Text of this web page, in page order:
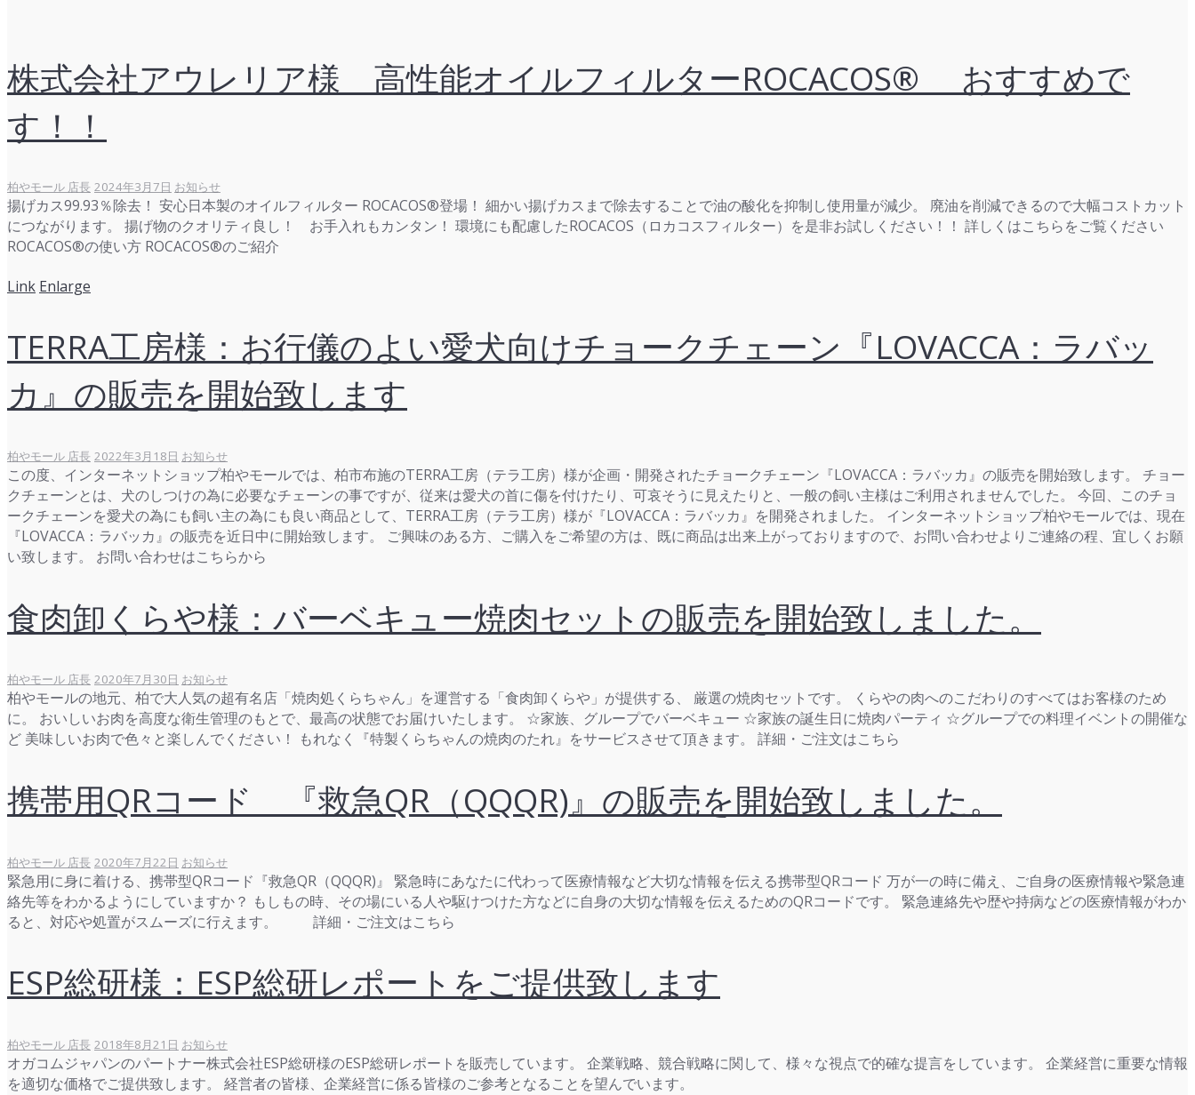
株式会社アウレリア様 高性能オイルフィルターROCACOS® おすすめで
す！！
柏やモール 店長 2024年3月7日 お知らせ
揚げカス99.93％除去！ 安心日本製のオイルフィルター ROCACOS®登場！ 細かい揚げカスまで除去することで油の酸化を抑制し使用量が減少。 廃油を削減できるので大幅コストカット
につながります。 揚げ物のクオリティ良し！ お手入れもカンタン！ 環境にも配慮したROCACOS（ロカコスフィルター）を是非お試しください！！ 詳しくはこちらをご覧ください
ROCACOS®の使い方 ROCACOS®のご紹介
Link Enlarge
TERRA工房様：お行儀のよい愛犬向けチョークチェーン『LOVACCA：ラバッ
カ』の販売を開始致します
柏やモール 店長 2022年3月18日 お知らせ
この度、インターネットショップ柏やモールでは、柏市布施のTERRA工房（テラ工房）様が企画・開発されたチョークチェーン『LOVACCA：ラバッカ』の販売を開始致します。 チョー
クチェーンとは、犬のしつけの為に必要なチェーンの事ですが、従来は愛犬の首に傷を付けたり、可哀そうに見えたりと、一般の飼い主様はご利用されませんでした。 今回、このチョ
ークチェーンを愛犬の為にも飼い主の為にも良い商品として、TERRA工房（テラ工房）様が『LOVACCA：ラバッカ』を開発されました。 インターネットショップ柏やモールでは、現在
『LOVACCA：ラバッカ』の販売を近日中に開始致します。 ご興味のある方、ご購入をご希望の方は、既に商品は出来上がっておりますので、お問い合わせよりご連絡の程、宜しくお願
い致します。 お問い合わせはこちらから
食肉卸くらや様：バーベキュー焼肉セットの販売を開始致しました。
柏やモール 店長 2020年7月30日 お知らせ
柏やモールの地元、柏で大人気の超有名店「焼肉処くらちゃん」を運営する「食肉卸くらや」が提供する、 厳選の焼肉セットです。 くらやの肉へのこだわりのすべてはお客様のため
に。 おいしいお肉を高度な衛生管理のもとで、最高の状態でお届けいたします。 ☆家族、グループでバーベキュー ☆家族の誕生日に焼肉パーティ ☆グループでの料理イベントの開催な
ど 美味しいお肉で色々と楽しんでください！ もれなく『特製くらちゃんの焼肉のたれ』をサービスさせて頂きます。 詳細・ご注文はこちら
携帯用QRコード 『救急QR（QQQR)』の販売を開始致しました。
柏やモール 店長 2020年7月22日 お知らせ
緊急用に身に着ける、携帯型QRコード『救急QR（QQQR)』 緊急時にあなたに代わって医療情報など大切な情報を伝える携帯型QRコード 万が一の時に備え、ご自身の医療情報や緊急連
絡先等をわかるようにしていますか？ もしもの時、その場にいる人や駆けつけた方などに自身の大切な情報を伝えるためのQRコードです。 緊急連絡先や歴や持病などの医療情報がわか
ると、対応や処置がスムーズに行えます。 詳細・ご注文はこちら
ESP総研様：ESP総研レポートをご提供致します
柏やモール 店長 2018年8月21日 お知らせ
オガコムジャパンのパートナー株式会社ESP総研様のESP総研レポートを販売しています。 企業戦略、競合戦略に関して、様々な視点で的確な提言をしています。 企業経営に重要な情報
を適切な価格でご提供致します。 経営者の皆様、企業経営に係る皆様のご参考となることを望んでいます。